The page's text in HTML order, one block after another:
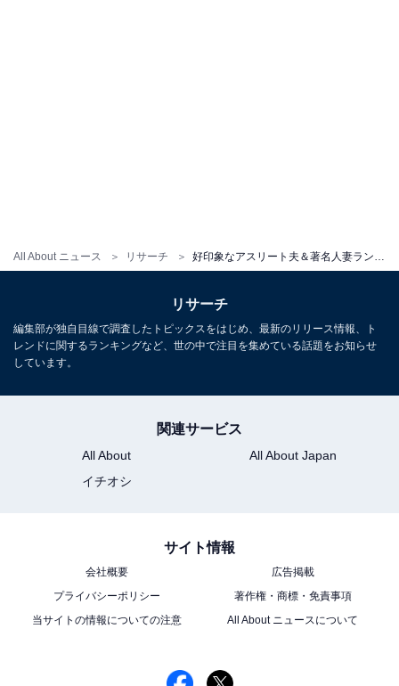
All About ニュース リサーチ
夫婦仲が良さそうなアスリート夫＆著名人妻ラ
ンキング！ 2位「長友佑都＆平愛梨」を抑えた1
位は？
リサーチ
編集部が独自目線で調査したトピックスをはじめ、最新のリリース情報、ト
レンドに関するランキングなど、世の中で注目を集めている話題をお知らせ
しています。
関連サービス
All About
All About Japan
イチオシ
サイト情報
会社概要
広告掲載
プライバシーポリシー
著作権・商標・免責事項
当サイトの情報についての注意
All About ニュースについて